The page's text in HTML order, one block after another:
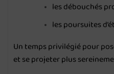
les débouchés
les poursuites
Un temps privilégié pour
et se projeter plus